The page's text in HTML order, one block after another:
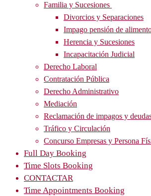
Familia y Sucesiones
Divorcios y Separaciones
Impago pensión de
Herencia y Sucesiones
Incapacitación Judicial
Derecho Laboral
Contratación Pública
Derecho Administrativo
Mediación
Reclamación de impagos y
Tráfico y Circulación
Concurso Empresas y Persona
Full Day Booking
Time Slots Booking
CONTACTAR
Time Appointments Booking